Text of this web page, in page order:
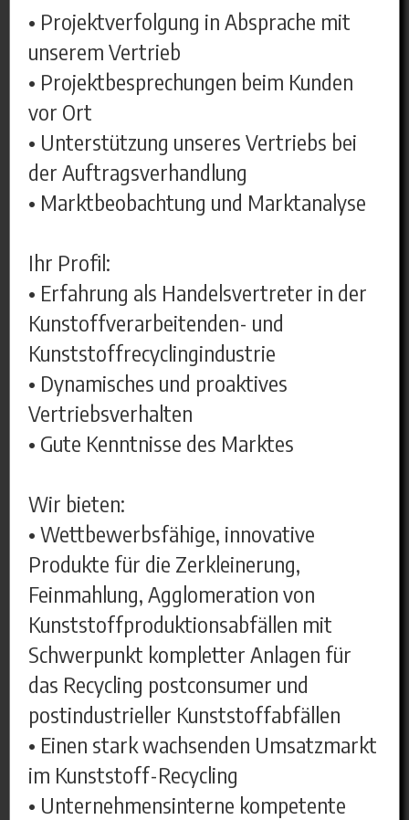
• Projektverfolgung in Absprache mit
unserem Vertrieb
• Projektbesprechungen beim Kunden
vor Ort
• Unterstützung unseres Vertriebs bei
der Auftragsverhandlung
• Marktbeobachtung und Marktanalyse
Ihr Profil:
• Erfahrung als Handelsvertreter in der
Kunstoffverarbeitenden- und
Kunststoffrecyclingindustrie
• Dynamisches und proaktives
Vertriebsverhalten
• Gute Kenntnisse des Marktes
Wir bieten:
• Wettbewerbsfähige, innovative
Produkte für die Zerkleinerung,
Feinmahlung, Agglomeration von
Kunststoffproduktionsabfällen mit
Schwerpunkt kompletter Anlagen für
das Recycling postconsumer und
postindustrieller Kunststoffabfällen
• Einen stark wachsenden Umsatzmarkt
im Kunststoff-Recycling
• Unternehmensinterne kompetente